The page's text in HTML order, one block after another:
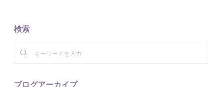
検索